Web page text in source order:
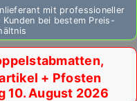
mit professioneller
bei bestem Preis-
+ Pfosten
10. August 2026